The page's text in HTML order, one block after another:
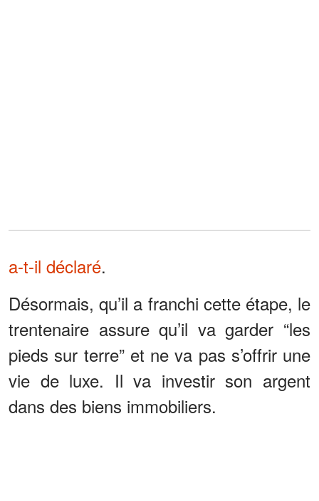
a-t-il déclaré.
Désormais, qu’il a franchi cette étape, le
trentenaire assure qu’il va garder “les
pieds sur terre” et ne va pas s’offrir une
vie de luxe. Il va investir son argent
dans des biens immobiliers.